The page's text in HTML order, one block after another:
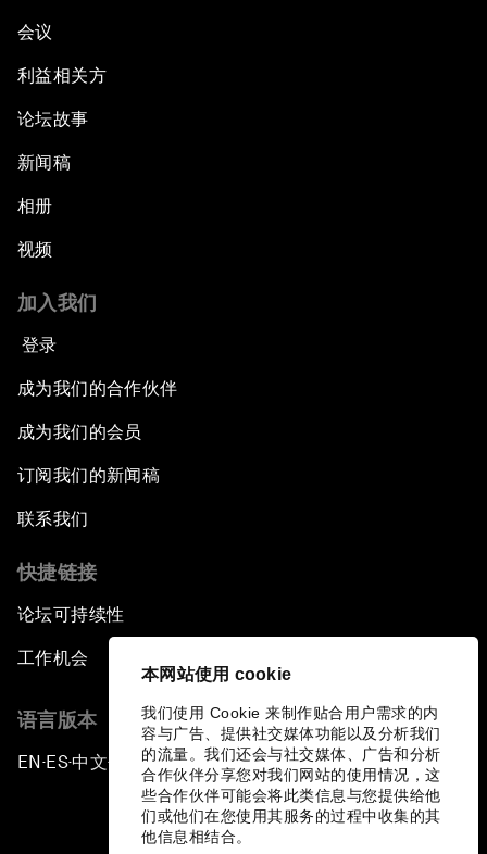
本网站使用 cookie
我们使用 Cookie 来制作贴合用户需求的内
容与广告、提供社交媒体功能以及分析我们
的流量。我们还会与社交媒体、广告和分析
合作伙伴分享您对我们网站的使用情况，这
些合作伙伴可能会将此类信息与您提供给他
们或他们在您使用其服务的过程中收集的其
他信息相结合。
会议
利益相关方
论坛故事
新闻稿
相册
视频
加入我们
登录
成为我们的合作伙伴
成为我们的会员
订阅我们的新闻稿
联系我们
快捷链接
论坛可持续性
工作机会
语言版本
EN ▪ES▪中文▪ 日本語